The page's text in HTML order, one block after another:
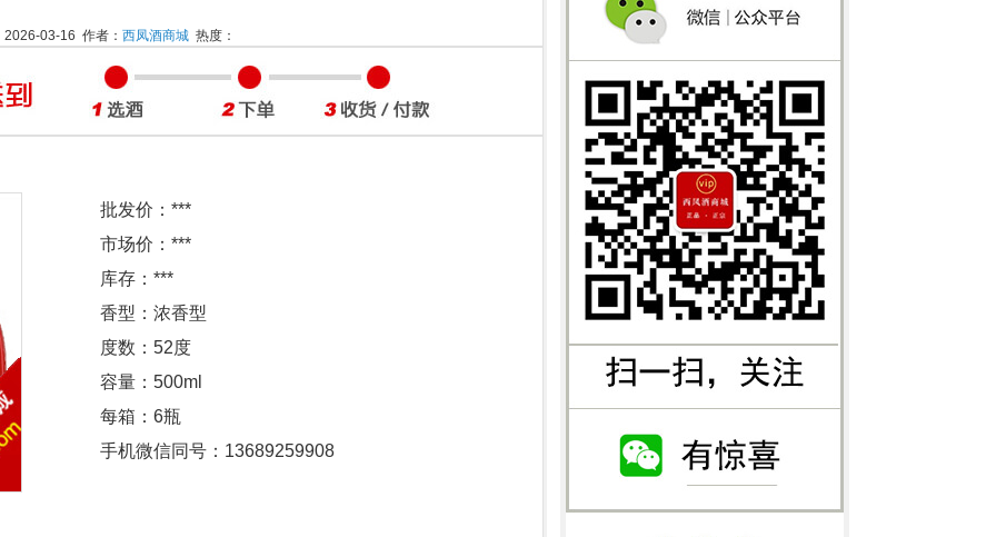
2026-03-16 作者： 西凤酒商城热度：
批发价： ***
市场价： ***
库存： ***
香型：浓香型
度数：52度
容量：500ml
每箱：6瓶
手机微信同号：13689259908